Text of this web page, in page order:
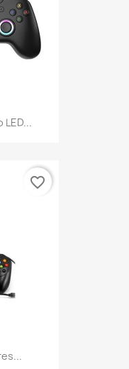
favorite_border